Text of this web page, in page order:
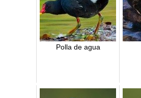
Polla de agua